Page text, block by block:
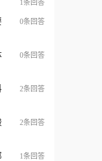
1条回答
0条回答
0条回答
2条回答
2条回答
1条回答